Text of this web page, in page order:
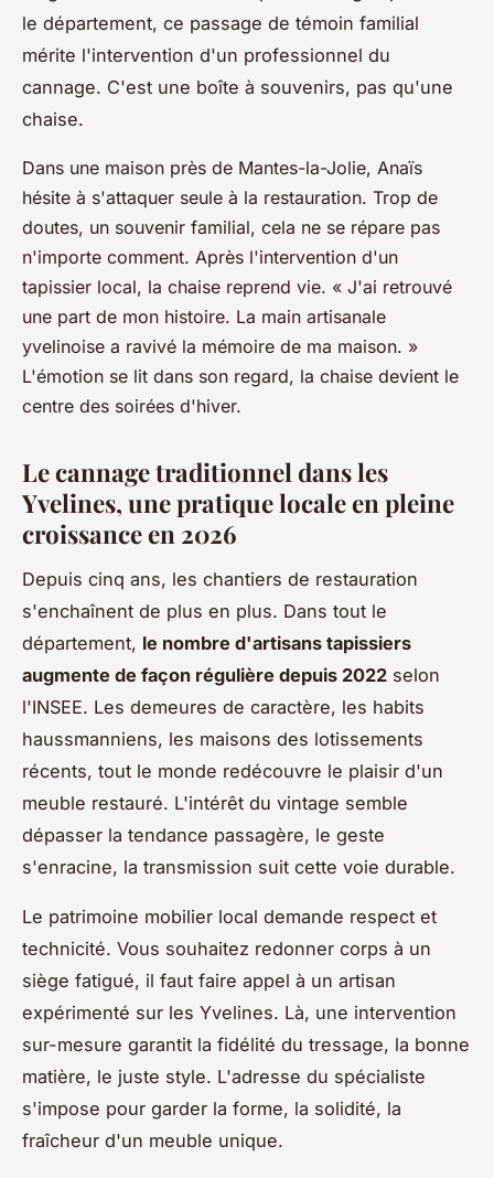
le département, ce passage de témoin familial
mérite l'intervention d'un professionnel du
cannage. C'est une boîte à souvenirs, pas qu'une
chaise.
Dans une maison près de Mantes-la-Jolie, Anaïs
hésite à s'attaquer seule à la restauration. Trop de
doutes, un souvenir familial, cela ne se répare pas
n'importe comment. Après l'intervention d'un
tapissier local, la chaise reprend vie. « J'ai retrouvé
une part de mon histoire. La main artisanale
yvelinoise a ravivé la mémoire de ma maison. »
L'émotion se lit dans son regard, la chaise devient le
centre des soirées d'hiver.
Le cannage traditionnel dans les
Yvelines, une pratique locale en pleine
croissance en 2026
Depuis cinq ans, les chantiers de restauration
s'enchaînent de plus en plus. Dans tout le
département, le nombre d'artisans tapissiers
augmente de façon régulière depuis 2022 selon
l'INSEE. Les demeures de caractère, les habits
haussmanniens, les maisons des lotissements
récents, tout le monde redécouvre le plaisir d'un
meuble restauré. L'intérêt du vintage semble
dépasser la tendance passagère, le geste
s'enracine, la transmission suit cette voie durable.
Le patrimoine mobilier local demande respect et
technicité. Vous souhaitez redonner corps à un
siège fatigué, il faut faire appel à un artisan
expérimenté sur les Yvelines. Là, une intervention
sur-mesure garantit la fidélité du tressage, la bonne
matière, le juste style. L'adresse du spécialiste
s'impose pour garder la forme, la solidité, la
fraîcheur d'un meuble unique.